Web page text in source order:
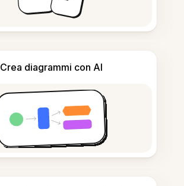
Crea diagrammi con AI